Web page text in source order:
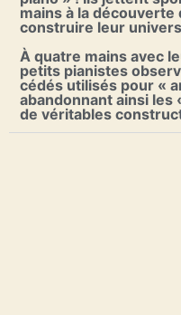
mains à la
construire leur
À quatre mains avec
petits pianistes
cédés utilisés pour «
abandonnant ainsi
de véritables